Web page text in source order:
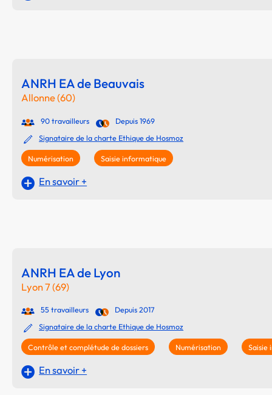
ANRH EA de Beauvais
Allonne (60)
90 travailleurs
Depuis 1969
Signataire de la charte Ethique de Hosmoz
Numérisation Saisie informatique
En savoir +
ANRH EA de Lyon
Lyon 7 (69)
55 travailleurs
Depuis 2017
Signataire de la charte Ethique de Hosmoz
Contrôle et complétude de dossiers Numérisation Saisie
En savoir +